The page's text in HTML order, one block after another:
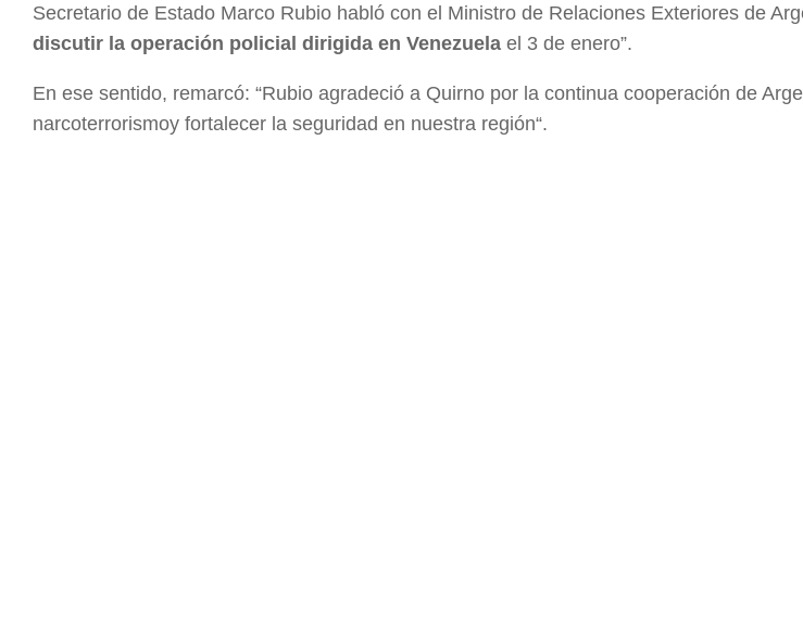
Secretario de Estado Marco Rubio habló con el Ministro de Relaciones Exteriores de
discutir la operación policial dirigida en Venezuela el 3 de enero”.
En ese sentido, remarcó: “Rubio agradeció a Quirno por la continua cooperación de
narcoterrorismoy fortalecer la seguridad en nuestra región“.